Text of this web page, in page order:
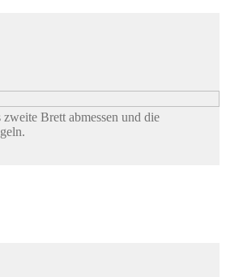
Brett abmessen und die